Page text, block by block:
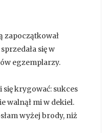
zapoczątkował
się w
egzemplarzy.
się krygować: sukces
walnął mi w dekiel.
wyżej brody, niż